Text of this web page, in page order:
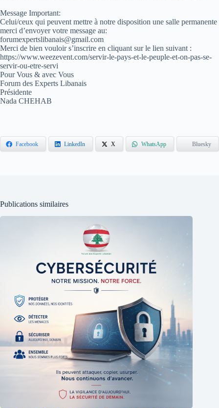
Message Important:
Celui/ceux qui peuvent mettre à notre disposition une salle permanente
merci d’envoyer votre message au:
forumexpertslibanais@gmail.com
Merci de bien vouloir s’inscrire en cliquant sur le lien suivant :
https://www.weezevent.com/servir-le-pays-et-le-peuple-et-on-pas-se-
servir-ou-etre-servi
Pour Vous & avec Vous
Forum des Experts Libanais
Présidente
Nada CHEHAB
Facebook LinkedIn X WhatsApp Bluesky
Publications similaires